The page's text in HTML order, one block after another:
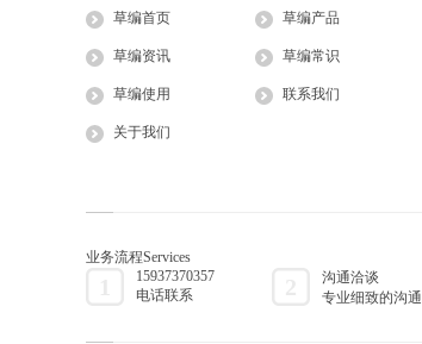
来，洪水灾害一直是...
草编首页 草编产品
草编资讯 草编常识
草编使用 联系我们
关于我们
业务流程Services
15937370357
电话联系
沟通洽谈
专业细致的沟通